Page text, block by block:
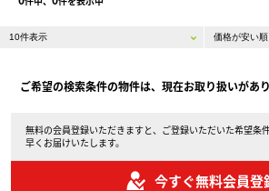
ご希望の検索条件の物件は、現在お取り扱いがあり
無料の会員登録いただきますと、ご登録いただいた希望条
早くお届けいたします。
今すぐ無料会員登